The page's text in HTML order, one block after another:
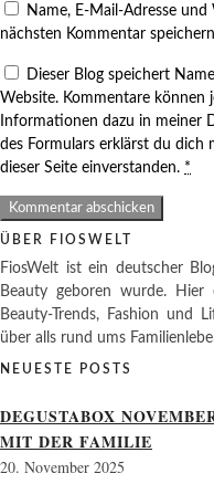
Name, E-Mail-Adresse
nächsten Kommentar
Dieser Blog speichert
Website. Kommentare können
Informationen dazu in meiner
des Formulars erklärst du dich
dieser Seite einverstanden. *
ÜBER FIOSWELT
FiosWelt ist ein deutscher
Beauty geboren wurde.
Beauty-Trends, Fashion und
über alls rund ums
NEUESTE POSTS
DEGUSTABOX
MIT DER FAMILIE
20. November 2025